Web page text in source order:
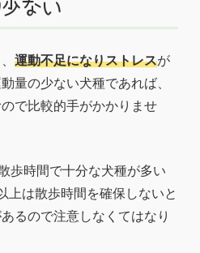
ない
運動不足になりストレスが
量の少ない犬種であれば、
で比較的手がかかりませ
歩時間で十分な犬種が多い
上は散歩時間を確保しないと
るので注意しなくてはなり